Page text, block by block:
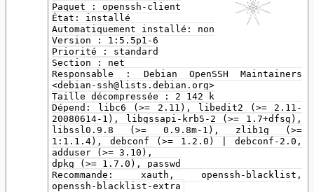
Paquet : openssh-client
État: installé
Automatiquement installé: non
Version : 1:5.5p1-6
Priorité : standard
Section : net
Responsable : Debian OpenSSH Maintainers
<debian-ssh@lists.debian.org>
Taille décompressée : 2 142 k
Dépend: libc6 (>= 2.11), libedit2 (>= 2.11-
20080614-1), libgssapi-krb5-2 (>= 1.7+dfsg),
libssl0.9.8 (>= 0.9.8m-1), zlib1g (>=
1:1.1.4), debconf (>= 1.2.0) | debconf-2.0,
adduser (>= 3.10),
dpkg (>= 1.7.0), passwd
Recommande: xauth, openssh-blacklist,
openssh-blacklist-extra